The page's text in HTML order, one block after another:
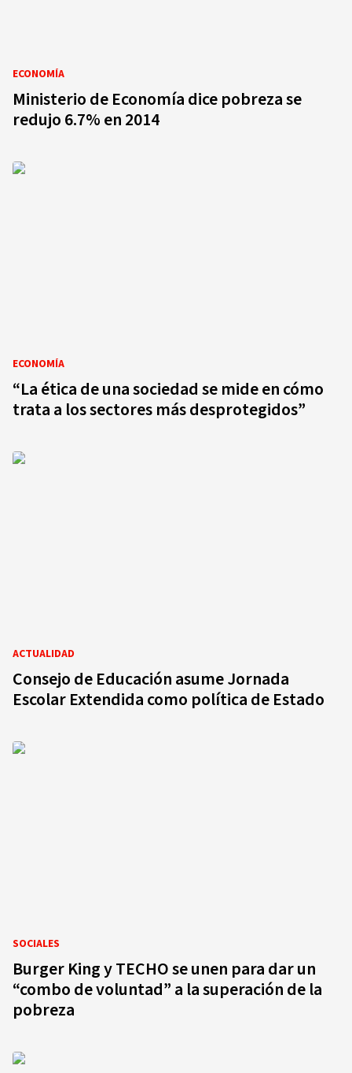
ECONOMÍA
Ministerio de Economía dice pobreza se
redujo 6.7% en 2014
ECONOMÍA
“La ética de una sociedad se mide en cómo
trata a los sectores más desprotegidos”
ACTUALIDAD
Consejo de Educación asume Jornada
Escolar Extendida como política de Estado
SOCIALES
Burger King y TECHO se unen para dar un
“combo de voluntad” a la superación de la
pobreza